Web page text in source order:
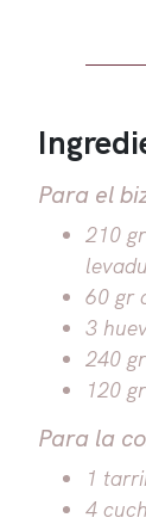
Para el
210
60 gr
3
240
120
Para la
1
4